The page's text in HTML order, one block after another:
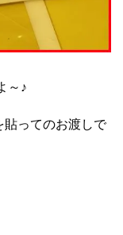
～♪
貼ってのお渡しで